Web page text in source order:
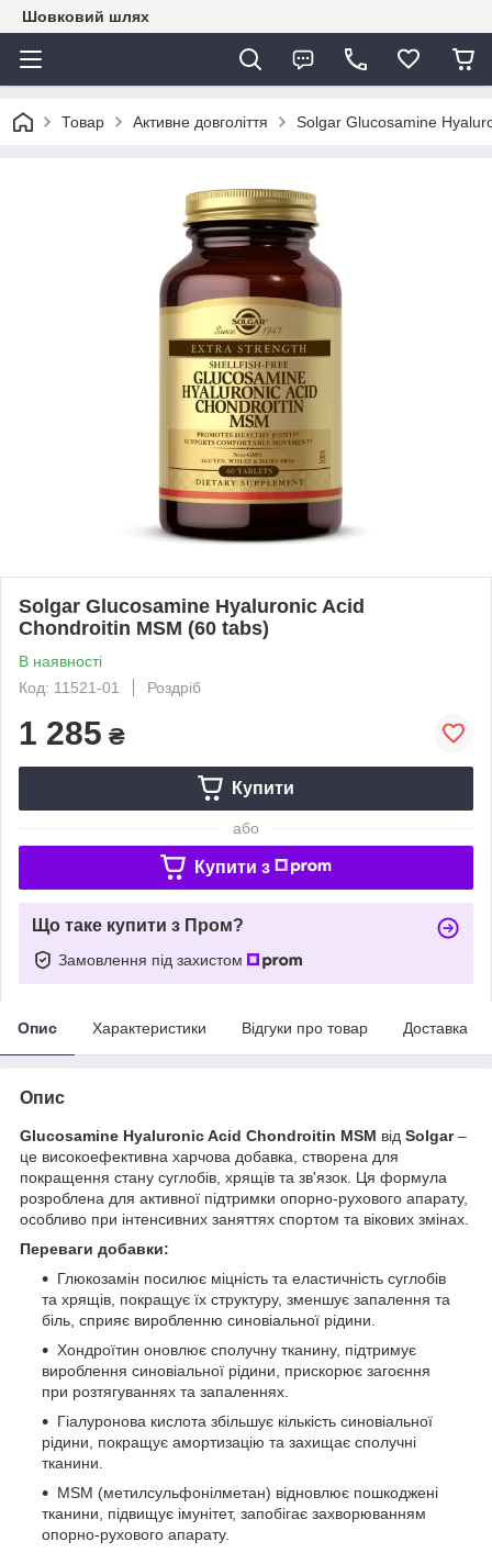
Шовковий шлях
Товар Активне довголіття Solgar Glucosamine
Solgar Glucosamine Hyaluronic Acid
Chondroitin MSM (60 tabs)
В наявності
Код: 11521-01
Роздріб
1 285 ₴
Купити
або
Купити з
Що таке купити з Пром?
Замовлення під захистом
Опис Характеристики Відгуки про товар Доставка
Опис
Glucosamine Hyaluronic Acid Chondroitin MSM від Solgar–
це високоефективна харчова добавка, створена для
покращення стану суглобів, хрящів та зв'язок. Ця формула
розроблена для активної підтримки опорно-рухового апарату,
особливо при інтенсивних заняттях спортом та вікових змінах.
Переваги добавки:
Глюкозамін посилює міцність та еластичність суглобів
та хрящів, покращує їх структуру, зменшує запалення та
біль, сприяє виробленню синовіальної рідини.
Хондроїтин оновлює сполучну тканину, підтримує
вироблення синовіальної рідини, прискорює загоєння
при розтягуваннях та запаленнях.
Гіалуронова кислота збільшує кількість синовіальної
рідини, покращує амортизацію та захищає сполучні
тканини.
MSM (метилсульфонілметан) відновлює пошкоджені
тканини, підвищує імунітет, запобігає захворюванням
опорно-рухового апарату.